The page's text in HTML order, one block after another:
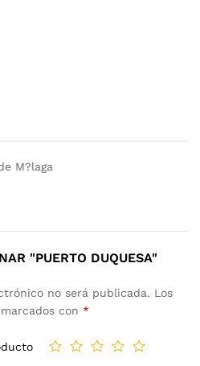
M?laga
"PUERTO DUQUESA"
no será publicada. Los
con *